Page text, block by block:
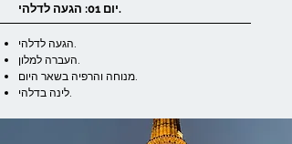
יום 01: הגעה לדלהי.
הגעה לדלהי.
העברה למלון.
מנוחה והרפיה בשאר היום.
לינה בדלהי.